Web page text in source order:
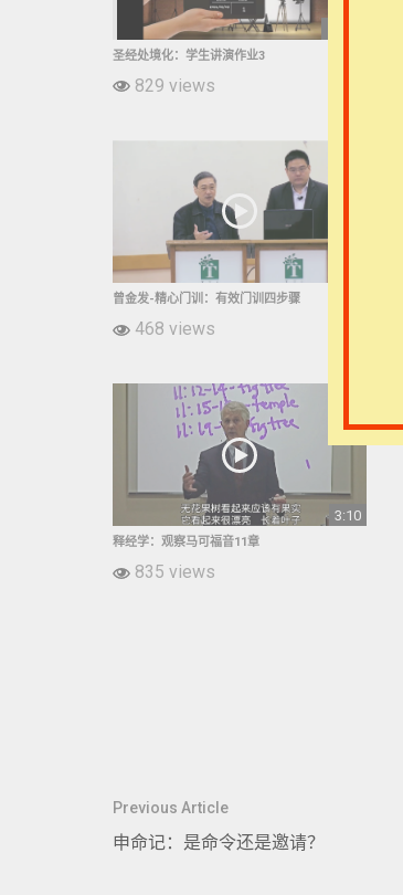
圣经处境化：学生讲演作业3
829 views
曾金发-精心门训：有效门训四步骤
468 views
3:10
释经学：观察马可福音11章
835 views
文
章
Previous Article
申命记：是命令还是邀请？